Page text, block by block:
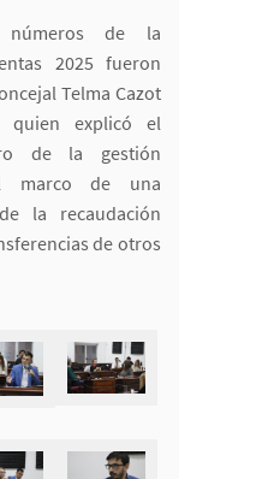
números de la
2025 fueron
Telma Cazot
quien explicó el
de la gestión
marco de una
la recaudación
de otros